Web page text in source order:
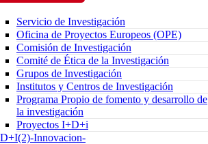
Servicio de Investigación
Oficina de Proyectos Europeos (OPE)
Comisión de Investigación
Comité de Ética de la Investigación
Grupos de Investigación
Institutos y Centros de Investigación
Programa Propio de fomento y desarrollo de
la investigación
Proyectos I+D+i
Innovacion-